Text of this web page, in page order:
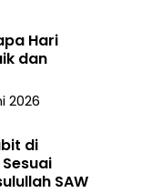
Hari
dan
2026
di
SAW